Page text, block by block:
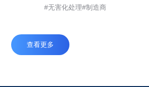
无害化处理 制造商
查看更多